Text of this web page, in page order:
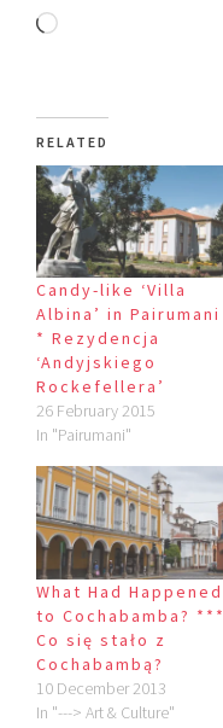
Loading…
RELATED
Candy-like ‘Villa
Albina’ in Pairumani
* Rezydencja
‘Andyjskiego
Rockefellera’
26 February 2015
In "Pairumani"
What Had Happened
to Cochabamba? ***
Co się stało z
Cochabambą?
10 December 2013
In "---> Art & Culture"